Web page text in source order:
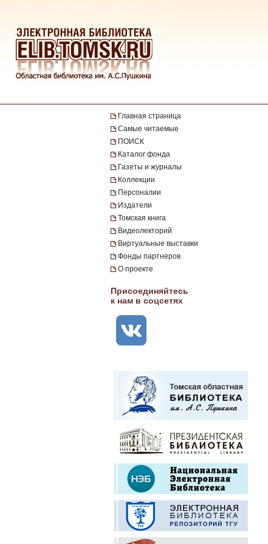
Главная страница
Самые читаемые
ПОИСК
Каталог фонда
Газеты и журналы
Коллекции
Персоналии
Издатели
Томская книга
Видеолекторий
Виртуальные выставки
Фонды партнеров
О проекте
Присоединяйтесь
к нам в соцсетях